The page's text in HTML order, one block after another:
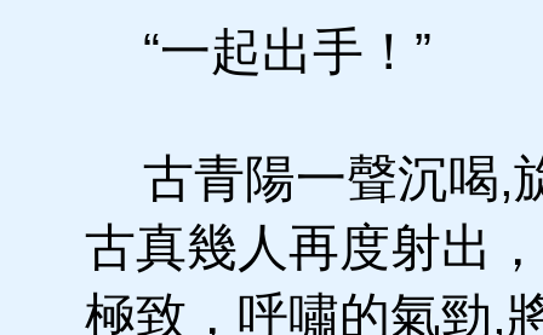
“一起出手！”
古青陽一聲沉喝,
古真幾人再度射出
極致，呼嘯的氣勁,